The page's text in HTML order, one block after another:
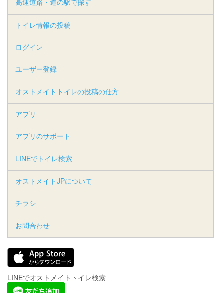
トイレ情報の投稿
ログイン
ユーザー登録
オストメイトトイレの投稿の仕方
アプリ
アプリのサポート
LINEでトイレ検索
オストメイトJPについて
チラシ
お問合わせ
LINEでオストメイトトイレ検索